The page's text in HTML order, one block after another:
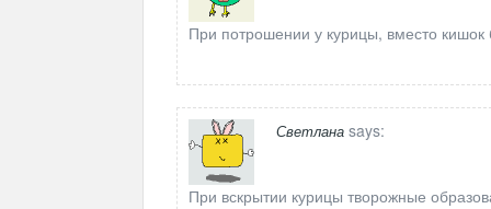
При потрошении у курицы, вместо
Светлана says:
При вскрытии курицы творожные